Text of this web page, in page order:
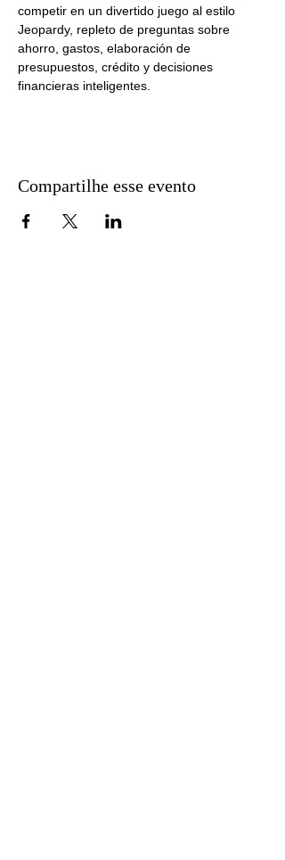
competir en un divertido juego al estilo
Jeopardy, repleto de preguntas sobre
ahorro, gastos, elaboración de
presupuestos, crédito y decisiones
financieras inteligentes.
Compartilhe esse evento